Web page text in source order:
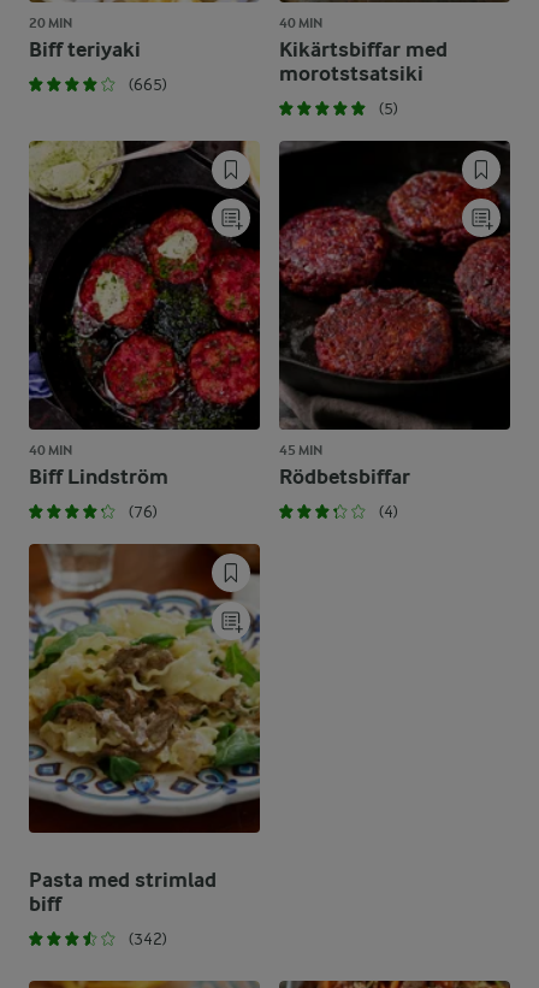
20 MIN
Biff teriyaki
(665)
40 MIN
Kikärtsbiffar med
morotstsatsiki
(5)
40 MIN
Biff Lindström
(76)
45 MIN
Rödbetsbiffar
(4)
Pasta med strimlad
biff
(342)